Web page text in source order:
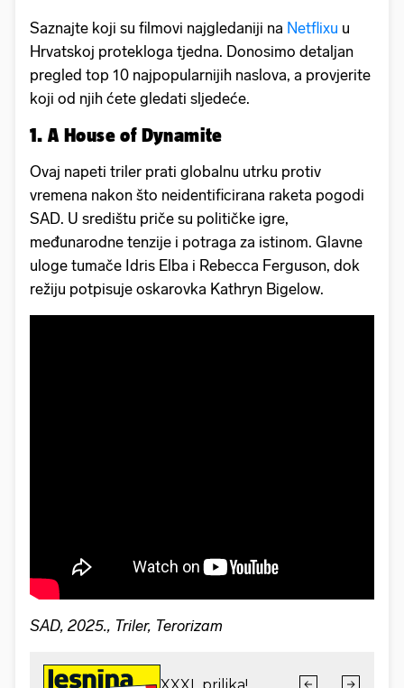
Saznajte koji su filmovi najgledaniji na Netflixu u
Hrvatskoj protekloga tjedna. Donosimo detaljan
pregled top 10 najpopularnijih naslova, a provjerite
koji od njih ćete gledati sljedeće.
1. A House of Dynamite
Ovaj napeti triler prati globalnu utrku protiv
vremena nakon što neidentificirana raketa pogodi
SAD. U središtu priče su političke igre,
međunarodne tenzije i potraga za istinom. Glavne
uloge tumače Idris Elba i Rebecca Ferguson, dok
režiju potpisuje oskarovka Kathryn Bigelow.
SAD, 2025., Triler, Terorizam